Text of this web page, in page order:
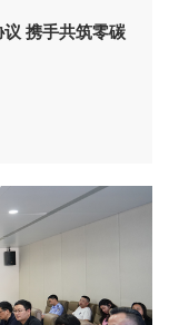
携手共筑零碳